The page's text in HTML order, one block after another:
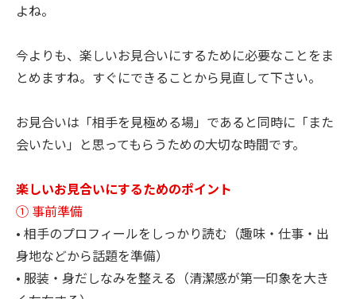
よね。
今よりも、楽しいお見合いにするために必要なことをま
とめますね。すぐにできることから見直して下さい。
お見合いは「相手を見極める場」であると同時に「また
会いたい」と思ってもらうための大切な時間です。
楽しいお見合いにするためのポイント
① 事前準備
• 相手のプロフィールをしっかり読む（趣味・仕事・出
身地などから話題を準備）
• 服装・身だしなみを整える（清潔感が第一印象を大き